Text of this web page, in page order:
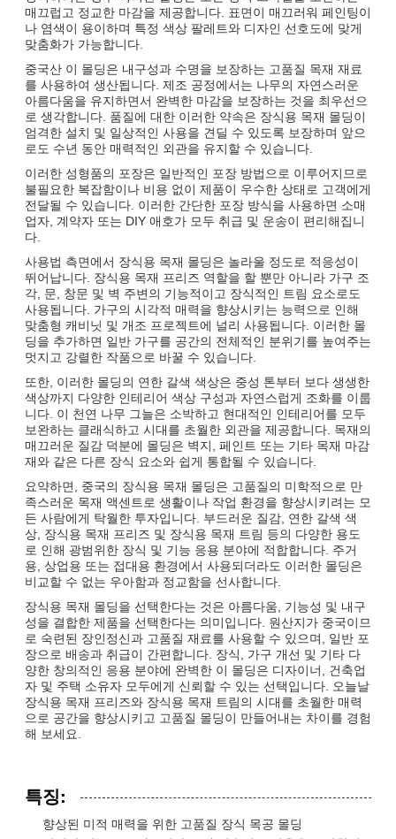
매끄럽고 정교한 마감을 제공합니다. 표면이 매끄러워 페인팅이
나 염색이 용이하며 특정 색상 팔레트와 디자인 선호도에 맞게
맞춤화가 가능합니다.
중국산 이 몰딩은 내구성과 수명을 보장하는 고품질 목재 재료
를 사용하여 생산됩니다. 제조 공정에서는 나무의 자연스러운
아름다움을 유지하면서 완벽한 마감을 보장하는 것을 최우선으
로 생각합니다. 품질에 대한 이러한 약속은 장식용 목재 몰딩이
엄격한 설치 및 일상적인 사용을 견딜 수 있도록 보장하며 앞으
로도 수년 동안 매력적인 외관을 유지할 수 있습니다.
이러한 성형품의 포장은 일반적인 포장 방법으로 이루어지므로
불필요한 복잡함이나 비용 없이 제품이 우수한 상태로 고객에게
전달될 수 있습니다. 이러한 간단한 포장 방식을 사용하면 소매
업자, 계약자 또는 DIY 애호가 모두 취급 및 운송이 편리해집니
다.
사용법 측면에서 장식용 목재 몰딩은 놀라울 정도로 적응성이
뛰어납니다. 장식용 목재 프리즈 역할을 할 뿐만 아니라 가구 조
각, 문, 창문 및 벽 주변의 기능적이고 장식적인 트림 요소로도
사용됩니다. 가구의 시각적 매력을 향상시키는 능력으로 인해
맞춤형 캐비닛 및 개조 프로젝트에 널리 사용됩니다. 이러한 몰
딩을 추가하면 일반 가구를 공간의 전체적인 분위기를 높여주는
멋지고 강렬한 작품으로 바꿀 수 있습니다.
또한, 이러한 몰딩의 연한 갈색 색상은 중성 톤부터 보다 생생한
색상까지 다양한 인테리어 색상 구성과 자연스럽게 조화를 이룹
니다. 이 천연 나무 그늘은 소박하고 현대적인 인테리어를 모두
보완하는 클래식하고 시대를 초월한 외관을 제공합니다. 목재의
매끄러운 질감 덕분에 몰딩은 벽지, 페인트 또는 기타 목재 마감
재와 같은 다른 장식 요소와 쉽게 통합될 수 있습니다.
요약하면, 중국의 장식용 목재 몰딩은 고품질의 미학적으로 만
족스러운 목재 액센트로 생활이나 작업 환경을 향상시키려는 모
든 사람에게 탁월한 투자입니다. 부드러운 질감, 연한 갈색 색
상, 장식용 목재 프리즈 및 장식용 목재 트림 등의 다양한 용도
로 인해 광범위한 장식 및 기능 응용 분야에 적합합니다. 주거
용, 상업용 또는 접대용 환경에서 사용되더라도 이러한 몰딩은
비교할 수 없는 우아함과 정교함을 선사합니다.
장식용 목재 몰딩을 선택한다는 것은 아름다움, 기능성 및 내구
성을 결합한 제품을 선택한다는 의미입니다. 원산지가 중국이므
로 숙련된 장인정신과 고품질 재료를 사용할 수 있으며, 일반 포
장으로 배송과 취급이 간편합니다. 장식, 가구 개선 및 기타 다
양한 창의적인 응용 분야에 완벽한 이 몰딩은 디자이너, 건축업
자 및 주택 소유자 모두에게 신뢰할 수 있는 선택입니다. 오늘날
장식용 목재 프리즈와 장식용 목재 트림의 시대를 초월한 매력
으로 공간을 향상시키고 고품질 몰딩이 만들어내는 차이를 경험
해 보세요.
특징:
향상된 미적 매력을 위한 고품질 장식 목공 몰딩